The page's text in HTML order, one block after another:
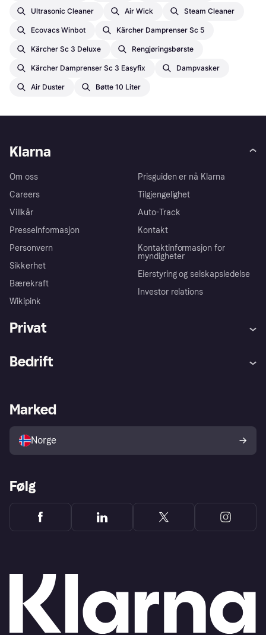
Ultrasonic Cleaner Air Wick Steam Cleaner
Ecovacs Winbot Kärcher Damprenser Sc 5
Kärcher Sc 3 Deluxe Rengjøringsbørste
Kärcher Damprenser Sc 3 Easyfix Dampvasker
Air Duster Bøtte 10 Liter
Klarna
Om oss
Careers
Villkår
Presseinformasjon
Personvern
Sikkerhet
Bærekraft
Wikipink
Prisguiden er nå Klarna
Tilgjengelighet
Auto-Track
Kontakt
Kontaktinformasjon for
myndigheter
Eierstyring og selskapsledelse
Investor relations
Privat
Utforsk butikker
Bedrift
Merchant portal
Marked
Norge
Følg